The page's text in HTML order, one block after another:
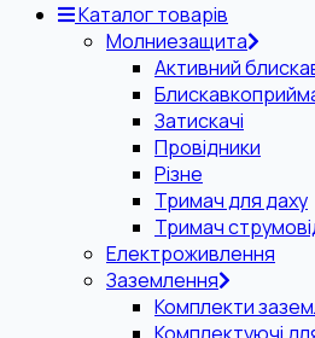
Каталог товарів
Молниезащита
Активний
Затискачі
Провідники
Різне
Тримач для даху
Тримач
Електроживлення
Заземлення
Комплекти